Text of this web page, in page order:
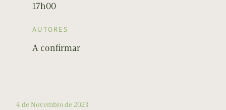
17h00
AUTORES
A confirmar
4 de Novembro de 2023